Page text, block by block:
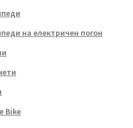
на електричен погон
Bike